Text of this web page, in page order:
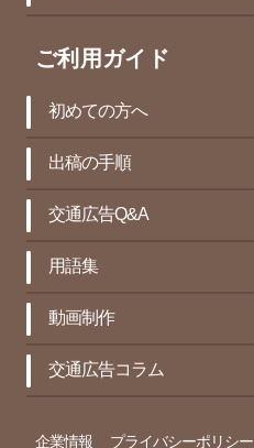
ご利用ガイド
初めての方へ
出稿の手順
交通広告Q&A
用語集
動画制作
交通広告コラム
企業情報 プライバシーポリシー